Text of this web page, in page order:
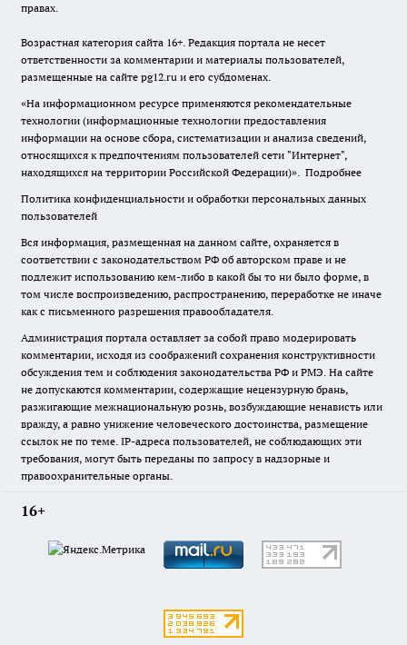
правах.
Возрастная категория сайта 16+. Редакция портала не несет
ответственности за комментарии и материалы пользователей,
размещенные на сайте pg12.ru и его субдоменах.
«На информационном ресурсе применяются рекомендательные
технологии (информационные технологии предоставления
информации на основе сбора, систематизации и анализа сведений,
относящихся к предпочтениям пользователей сети "Интернет",
находящихся на территории Российской Федерации)». Подробнее
Политика конфиденциальности и обработки персональных данных
пользователей
Вся информация, размещенная на данном сайте, охраняется в
соответствии с законодательством РФ об авторском праве и не
подлежит использованию кем-либо в какой бы то ни было форме, в
том числе воспроизведению, распространению, переработке не иначе
как с письменного разрешения правообладателя.
Администрация портала оставляет за собой право модерировать
комментарии, исходя из соображений сохранения конструктивности
обсуждения тем и соблюдения законодательства РФ и РМЭ. На сайте
не допускаются комментарии, содержащие нецензурную брань,
разжигающие межнациональную рознь, возбуждающие ненависть или
вражду, а равно унижение человеческого достоинства, размещение
ссылок не по теме. IP-адреса пользователей, не соблюдающих эти
требования, могут быть переданы по запросу в надзорные и
правоохранительные органы.
16+